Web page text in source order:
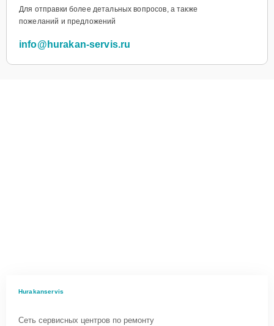
Для отправки более детальных вопросов, а также
пожеланий и предложений
info@hurakan-servis.ru
Hurakanservis
Сеть сервисных центров по ремонту